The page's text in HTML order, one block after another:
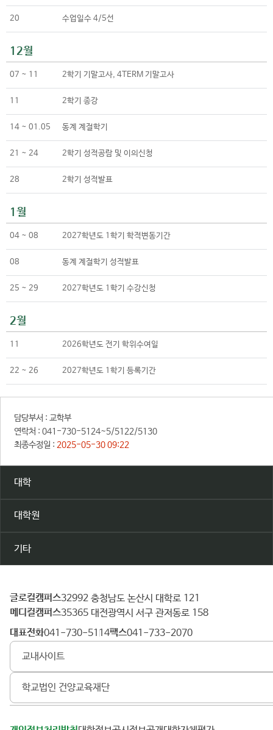
20 수업일수 4/5선
12월
07 ~ 11 2학기 기말고사, 4TERM 기말고사
11 2학기 종강
14 ~ 01.05 동계 계절학기
21 ~ 24 2학기 성적공람 및 이의신청
28 2학기 성적발표
1월
04 ~ 08 2027학년도 1학기 학적변동기간
08 동계 계절학기 성적발표
25 ~ 29 2027학년도 1학기 수강신청
2월
11 2026학년도 전기 학위수여일
22 ~ 26 2027학년도 1학기 등록기간
담당부서 : 교학부
연락처 : 041-730-5124~5/5122/5130
최종수정일 : 2025-05-30 09:22
대학
대학원
기타
건
양
대
학
글로컬캠퍼스 32992 충청남도 논산시 대학로 121
메디컬캠퍼스 35365 대전광역시 서구 관저동로 158
대표전화 041-730-5114 팩스 041-733-2070
교내사이트
학교법인 건양교육재단